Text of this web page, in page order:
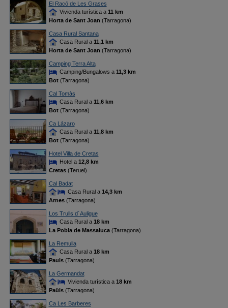
El Racó de Les Grases
Vivienda turística a 11 km
Horta de Sant Joan (Tarragona)
Casa Rural Santana
Casa Rural a 11,1 km
Horta de Sant Joan (Tarragona)
Camping Terra Alta
Camping/Bungalows a 11,3 km
Bot(Tarragona)
Cal Tomàs
Casa Rural a 11,6 km
Bot(Tarragona)
Ca Lázaro
Casa Rural a 11,8 km
Bot(Tarragona)
Hotel Villa de Cretas
Hotel a 12,8 km
Cretas(Teruel)
Cal Badat
Casa Rural a 14,3 km
Arnes(Tarragona)
Los Trulls d´Auligue
Casa Rural a 18 km
La Pobla de Massaluca(Tarragona)
La Remulla
Casa Rural a 18 km
Pauls(Tarragona)
La Germandat
Vivienda turística a 18 km
Paüls(Tarragona)
Ca Les Barberes